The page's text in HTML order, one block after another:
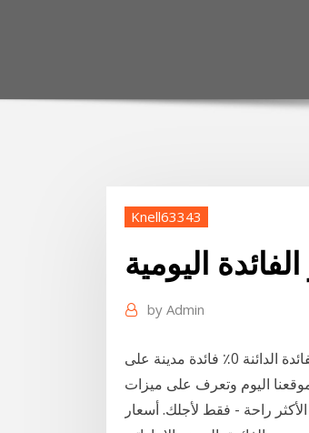
Knell63343
اليومية
by Admin
امكانية الحصول على دفتر شيكات; كشف حساب الكتروني مجاني; الفائدة الدائنة 0٪ فائدة مدينة على
زر موقعنا اليوم وتعرف على ميزات
راحة - فقط لأجلك. أسعار